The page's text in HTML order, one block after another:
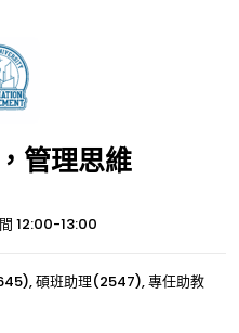
管理思維
間 12:00-13:00
碩班助理(2547), 專任助教